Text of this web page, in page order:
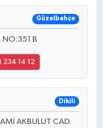
Güzelbahçe
NO:351 B
234 14 12
Dikili
AKBULUT CAD.